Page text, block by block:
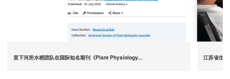
里下河所水稻团队在国际知名期刊《Plant Physiology...